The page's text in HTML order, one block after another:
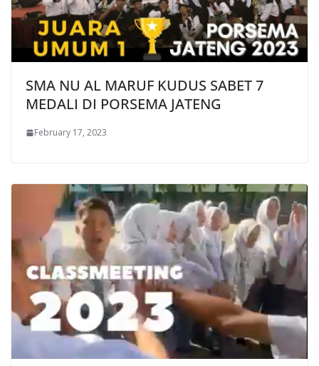
SMA NU AL MARUF KUDUS SABET 7
MEDALI DI PORSEMA JATENG
February 17, 2023